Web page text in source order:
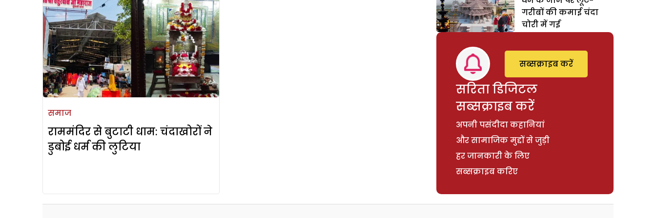
समाज
राममंदिर से बुटाटी धाम: चंदाखोरों ने
डुबोई धर्म की लुटिया
गरीबों की कमाई चंदा
चोरी में गई
सरिता डिजिटल
सब्सक्राइब करें
अपनी पसंदीदा कहानियां
और सामाजिक मुद्दों से जुड़ी
हर जानकारी के लिए
सब्सक्राइब करिए
सब्सक्राइब करें